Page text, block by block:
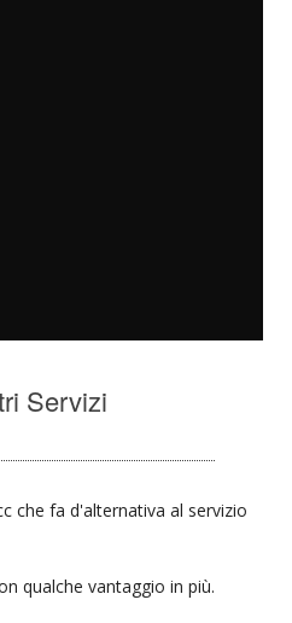
Servizi
che fa d'alternativa al servizio
qualche vantaggio in più.